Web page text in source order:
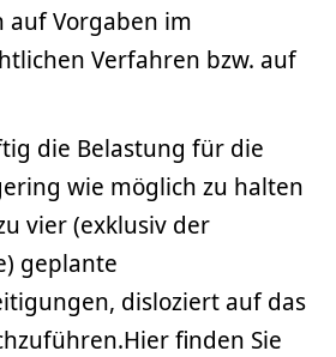
auf Vorgaben im
Verfahren bzw. auf
die Belastung für die
wie möglich zu halten
vier (exklusiv der
geplante
disloziert auf das
finden Sie